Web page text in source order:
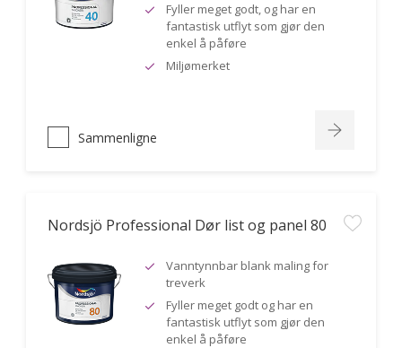
Fyller meget godt, og har en
fantastisk utflyt som gjør den
enkel å påføre
Miljømerket
Sammenligne
Nordsjö Professional Dør list og panel 80
Vanntynnbar blank maling for
treverk
Fyller meget godt og har en
fantastisk utflyt som gjør den
enkel å påføre